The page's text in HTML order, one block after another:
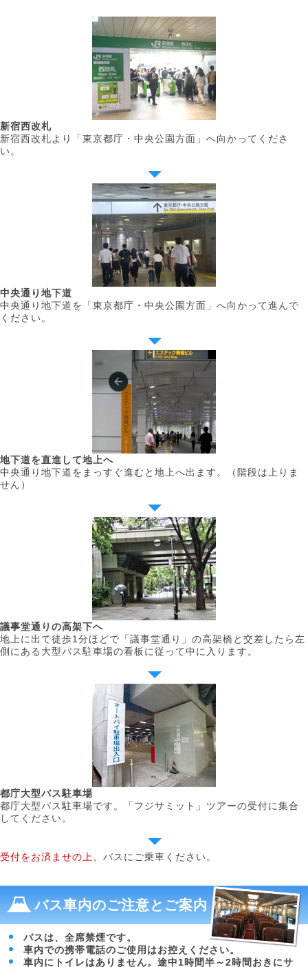
新宿西改札
新宿西改札より「東京都庁・中央公園方面」へ向かってくださ
い。
中央通り地下道
中央通り地下道を「東京都庁・中央公園方面」へ向かって進んで
ください。
地下道を直進して地上へ
中央通り地下道をまっすぐ進むと地上へ出ます。（階段は上りま
せん）
議事堂通りの高架下へ
地上に出て徒歩1分ほどで「議事堂通り」の高架橋と交差したら左
側にある大型バス駐車場の看板に従って中に入ります。
都庁大型バス駐車場
都庁大型バス駐車場です。「フジサミット」ツアーの受付に集合
してください。
受付をお済ませの上、 バスにご乗車ください。
バス車内のご注意とご案内
バスは、全席禁煙です。
車内での携帯電話のご使用はお控えください。
車内にトイレはありません。途中1時間半～2時間おきにサ